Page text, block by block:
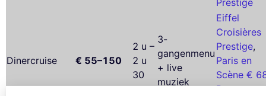
Dinercruise € 55–150
2 u –
2 u
30
3-
gangenmenu
+ live
muziek
Eiffel
Croisières
Prestige,
Paris en
Scène €
Bateaux